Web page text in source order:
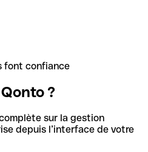
font confiance
?
sur la gestion
depuis l’interface de votre